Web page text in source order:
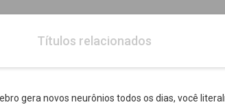
Títulos relacionados
gera novos neurônios todos os dias, você